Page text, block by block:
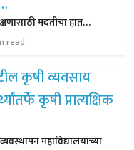
मदतीचा हात…
read
महाविद्यालयाच्या